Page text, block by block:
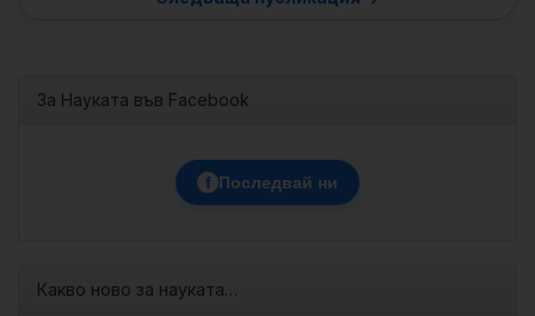
За Науката във Facebook
f Последвай ни
Какво ново за науката…